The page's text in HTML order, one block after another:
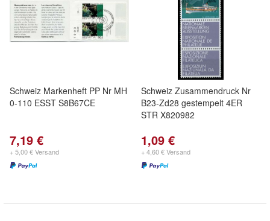
Schweiz Markenheft PP Nr MH
0-110 ESST S8B67CE
7,19 €
+ 5,00 € Versand
Schweiz Zusammendruck Nr
B23-Zd28 gestempelt 4ER
STR X820982
1,09 €
+ 4,60 € Versand